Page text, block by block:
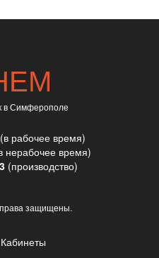
в Симферополе
рабочее время)
нерабочее время)
(производство)
защищены.
Кабинеты